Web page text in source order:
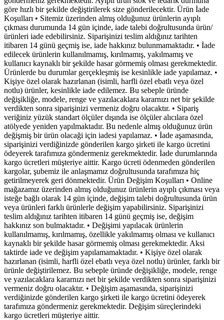
göre hızlı bir şekilde değiştirilerek size gönderilecektir. Ürün İade
Koşulları • Sitemiz üzerinden almış olduğunuz ürünlerin ayıplı
çıkması durumunda 14 gün içinde, iade talebi doğrultusunda ürün/
ürünleri iade edebilirsiniz. Siparişinizi teslim aldığınız tarihten
itibaren 14 günü geçmiş ise, iade hakkınız bulunmamaktadır. • İade
edilecek ürünlerin kullanılmamış, kırılmamış, yakılmamış ve
kullanıcı kaynaklı bir şekilde hasar görmemiş olması gerekmektedir.
Ürünlerde bu durumlar gerçekleşmiş ise kesinlikle iade yapılamaz. •
Kişiye özel olarak hazırlanan (isimli, harfli özel ebatlı veya özel
notlu) ürünler, kesinlikle iade edilemez. Bu sebeple üründe
değişikliğe, modele, renge ve yazılacaklara kararnızı net bir şekilde
verdikten sonra siparişinizi vermeniz doğru olacaktır. • Sipariş
veriğiniz yüzük standart ölçüler dışında ise ölçüler alıcılara özel
atölyede yeniden yapılmaktadır. Bu nedenle almış olduğunuz ürün
değişmiş bir ürün olacaği için iadesi yapılamaz. • İade aşamasında,
siparişinizi verdiğinizde gönderilen kargo şirketi ile kargo ücretini
ödeyerek tarafımıza göndermeniz gerekmektedir. İade durumlarında
kargo ücretleri müşteriye aittir. Kargo ücreti ödenmeden gönderilen
kargolar, şubemiz ile anlaşmamız doğrultusunda tarafımıza hiç
getirilmeyerek geri dönmektedir. Ürün Değişim Koşulları • Online
mağazamız üzerinden almış olduğunuz ürünlerin ayıplı çıkması veya
isteğe bağlı olarak 14 gün içinde, değişim talebi doğrultusunda ürün
veya ürünleri farklı ürünlerle değişim yapabilirsiniz. Siparişinizi
teslim aldığınız tarihten itibaren 14 günü geçmiş ise, değişim
hakkınız son bulmaktadır. • Değişimi yapılacak ürünlerin
kullanılmamış, kırılmamış, özellikle yakılmamış olması ve kullanıcı
kaynaklı bir şekilde hasar görmemiş olması gerekmektedir. Aksi
taktirde iade ve değişim yapılamamaktadır. • Kişiye özel olarak
hazırlanan (isimli, harfli özel ebatlı veya özel notlu) ürünler, farklı bir
ürünle değiştirilemez. Bu sebeple üründe değişikliğe, modele, renge
ve yazılacaklara kararnızı net bir şekilde verdikten sonra siparişinizi
vermeniz doğru olacaktır. • Değişim aşamasında, siparişinizi
verdiğinizde gönderilen kargo şirketi ile kargo ücretini ödeyerek
tarafımıza göndermeniz gerekmektedir. Değişim süreçlerindeki
kargo ücretleri müşteriye aittir.